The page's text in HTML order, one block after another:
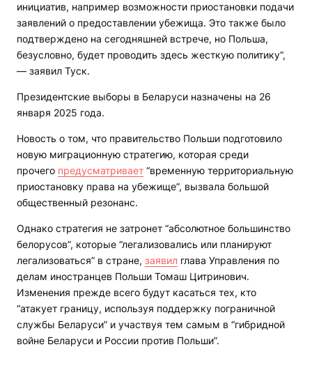
инициатив, например возможности приостановки подачи
заявлений о предоставлении убежища. Это также было
подтверждено на сегодняшней встрече, но Польша,
безусловно, будет проводить здесь жесткую политику“,
— заявил Туск.
Президентские выборы в Беларуси назначены на 26
января 2025 года.
Новость о том, что правительство Польши подготовило
новую миграционную стратегию, которая среди
прочего предусматривает “временную территориальную
приостановку права на убежище”, вызвала большой
общественный резонанс.
Однако стратегия не затронет “абсолютное большинство
белорусов”, которые “легализовались или планируют
легализоваться” в стране, заявил глава Управления по
делам иностранцев Польши Томаш Цитринович.
Изменения прежде всего будут касаться тех, кто
“атакует границу, используя поддержку пограничной
службы Беларуси” и участвуя тем самым в “гибридной
войне Беларуси и России против Польши”.